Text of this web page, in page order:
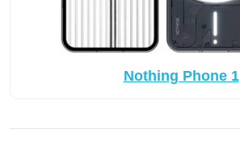
Nothing Phone 1